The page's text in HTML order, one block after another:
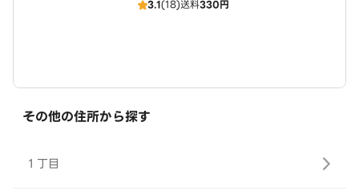
3.1(18)送料330円
その他の住所から探す
１丁目